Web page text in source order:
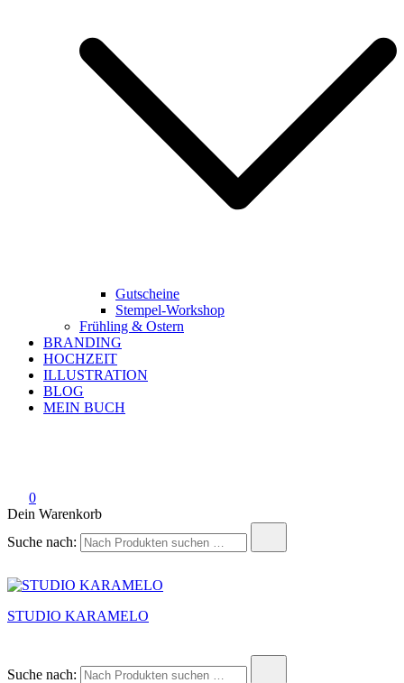
Gutscheine
Stempel-Workshop
Frühling & Ostern
BRANDING
HOCHZEIT
ILLUSTRATION
BLOG
MEIN BUCH
0
Dein Warenkorb
Suche nach:
STUDIO KARAMELO
Suche nach: